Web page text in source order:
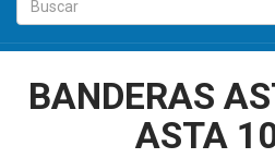
BANDERAS
ASTA